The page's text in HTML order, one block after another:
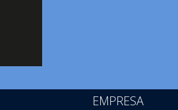
EMPRESA